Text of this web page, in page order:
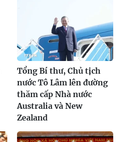
Tổng Bí thư, Chủ tịch
nước Tô Lâm lên đường
thăm cấp Nhà nước
Australia và New
Zealand